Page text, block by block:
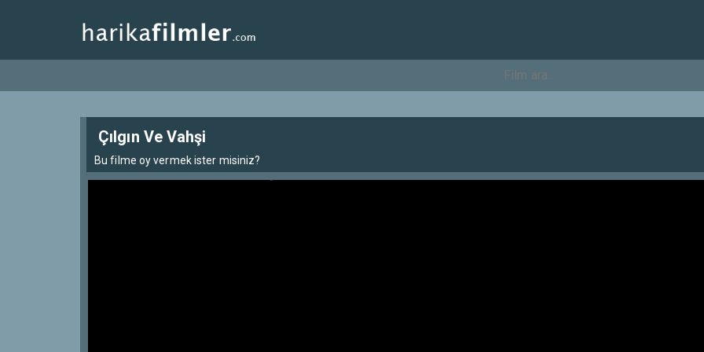
Çılgın Ve Vahşi
Bu filme oy vermek ister misiniz?